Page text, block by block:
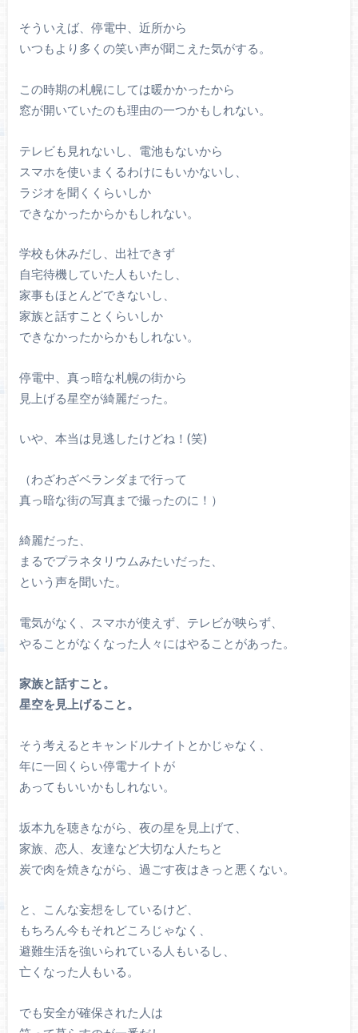
そういえば、停電中、近所から
いつもより多くの笑い声が聞こえた気がする。
この時期の札幌にしては暖かかったから
窓が開いていたのも理由の一つかもしれない。
テレビも見れないし、電池もないから
スマホを使いまくるわけにもいかないし、
ラジオを聞くくらいしか
できなかったからかもしれない。
学校も休みだし、出社できず
自宅待機していた人もいたし、
家事もほとんどできないし、
家族と話すことくらいしか
できなかったからかもしれない。
停電中、真っ暗な札幌の街から
見上げる星空が綺麗だった。
いや、本当は見逃したけどね！(笑)
（わざわざベランダまで行って
真っ暗な街の写真まで撮ったのに！）
綺麗だった、
まるでプラネタリウムみたいだった、
という声を聞いた。
電気がなく、スマホが使えず、テレビが映らず、
やることがなくなった人々にはやることがあった。
家族と話すこと。
星空を見上げること。
そう考えるとキャンドルナイトとかじゃなく、
年に一回くらい停電ナイトが
あってもいいかもしれない。
坂本九を聴きながら、夜の星を見上げて、
家族、恋人、友達など大切な人たちと
炭で肉を焼きながら、過ごす夜はきっと悪くない。
と、こんな妄想をしているけど、
もちろん今もそれどころじゃなく、
避難生活を強いられている人もいるし、
亡くなった人もいる。
でも安全が確保された人は